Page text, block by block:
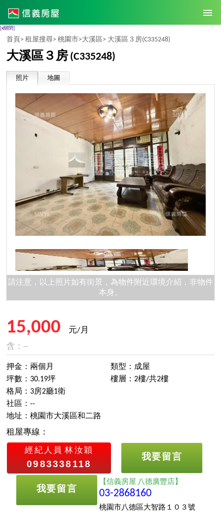
[x關閉]
首頁> 租屋搜尋> 桃園市>大溪區> 大溪區３房(C335248)
大溪區３房 (C335248)
照片 地圖
請注意，以上照片如有街景，為物件附近環境介紹，非物件
本身。
15,000
元/月
含：--
押金：兩個月
坪數：30.19坪
類型：成屋
樓層：2樓/共2樓
格局：3房2廳1衛
社區：--
地址：桃園市大溪區和二路
租屋專線：
經紀人員 林汝穎
0983338118
我要留言
我要留言
【信義房屋 八德廣豐店】
03-2868160
桃園市八德區大智路１０３號